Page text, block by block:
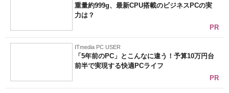
重量約999g、最新CPU搭載のビジネスPCの実
力は？
PR
ITmedia PC USER
「5年前のPC」とこんなに違う！予算10万円台
前半で実現する快適PCライフ
PR